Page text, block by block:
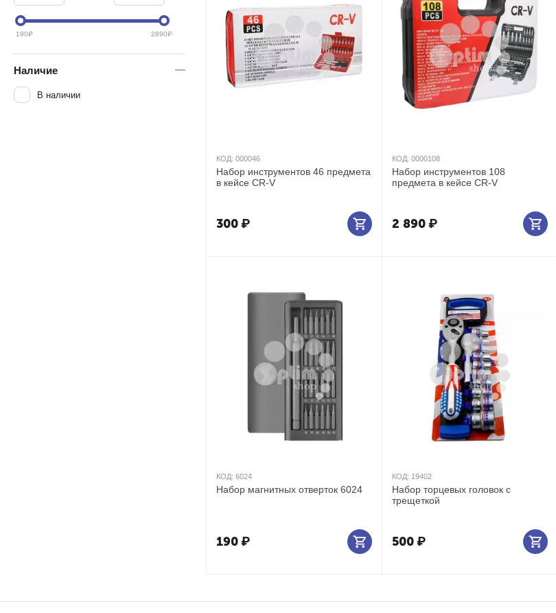
КОД: 000046
Набор инструментов 46 предмета
в кейсе CR-V
300₽
КОД: 0000108
Набор инструментов 108
предмета в кейсе CR-V
2 890₽
КОД: 6024
Набор магнитных отверток 6024
190₽
КОД: 19402
Набор торцевых головок с
трещеткой
500₽
190₽ 2890₽
Наличие
В наличии